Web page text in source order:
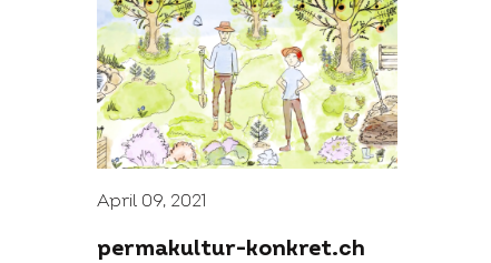
April 09, 2021
permakultur-konkret.ch